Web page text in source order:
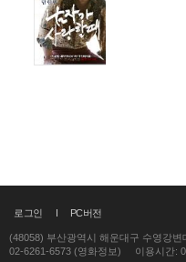
로그인 PC버전
(48058) 부산광역시 해운대구 수영강변
02-6261-6573 (영화정보)
이용시간: